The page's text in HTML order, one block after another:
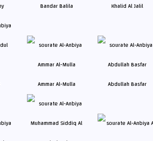
Bandar Balila Khalid Al Jalil
Ammar Al-Mulla Abdullah Basfar